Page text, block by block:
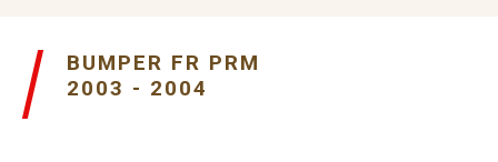
BUMPER FR PRM
2003 - 2004